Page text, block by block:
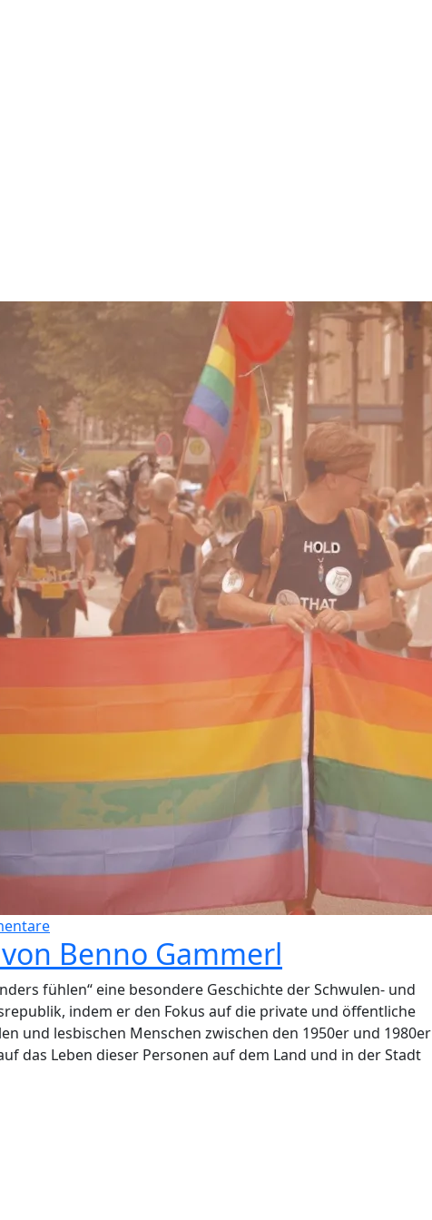
Benno Gammerl
fühlen“ eine besondere Geschichte der Schwulen- und
indem er den Fokus auf die private und öffentliche
und lesbischen Menschen zwischen den 1950er und 1980er
das Leben dieser Personen auf dem Land und in der Stadt